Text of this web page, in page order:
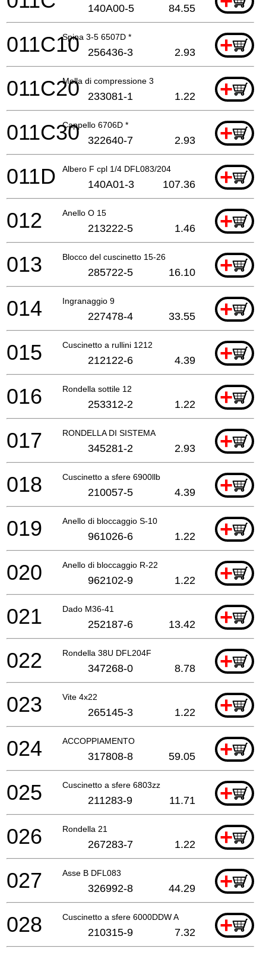
140A00-5 84.55
Spina 3-5 6507D * +
011C10 256436-3 2.93
Molla di compressione 3 +
011C20 233081-1 1.22
Cappello 6706D * +
011C30 322640-7 2.93
Albero F cpl 1/4 DFL083/204 +
011D 140A01-3 107.36
Anello O 15 +
012 213222-5 1.46
Blocco del cuscinetto 15-26 +
013 285722-5 16.10
Ingranaggio 9 +
014 227478-4 33.55
Cuscinetto a rullini 1212 +
015 212122-6 4.39
Rondella sottile 12 +
016 253312-2 1.22
RONDELLA DI SISTEMA +
017 345281-2 2.93
Cuscinetto a sfere 6900llb +
018 210057-5 4.39
Anello di bloccaggio S-10 +
019 961026-6 1.22
Anello di bloccaggio R-22 +
020 962102-9 1.22
Dado M36-41 +
021 252187-6 13.42
Rondella 38U DFL204F +
022 347268-0 8.78
Vite 4x22 +
023 265145-3 1.22
ACCOPPIAMENTO +
024 317808-8 59.05
Cuscinetto a sfere 6803zz +
025 211283-9 11.71
Rondella 21 +
026 267283-7 1.22
Asse B DFL083 +
027 326992-8 44.29
Cuscinetto a sfere 6000DDW A +
028 210315-9 7.32